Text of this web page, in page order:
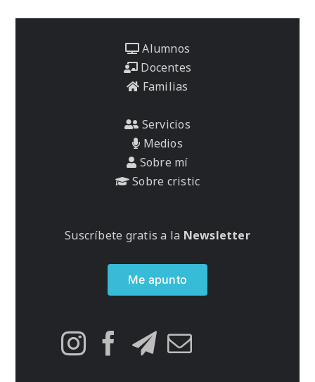
Alumnos
Docentes
Familias
Servicios
Medios
Sobre mí
Sobre cristic
Suscríbete gratis a la Newsletter
Me apunto